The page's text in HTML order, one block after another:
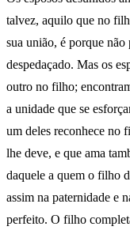
talvez, aquilo que no
sua união, é porque não
despedaçado. Mas os
outro no filho;
a unidade que se
um deles reconhece no
lhe deve, e que ama
daquele a quem o filho
assim na paternidade e
perfeito. O filho